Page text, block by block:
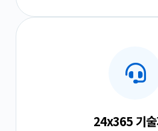
24x365 기